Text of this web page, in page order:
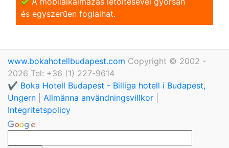
és egyszerũen foglalhat.
www.bokahotellbudapest.com Copyright © 2002 -
2026 Tel: +36 (1) 227-9614
✔️ Boka Hotell Budapest - Billiga hotell i Budapest,
Ungern
Allmänna användningsvillkor
Integritetspolicy